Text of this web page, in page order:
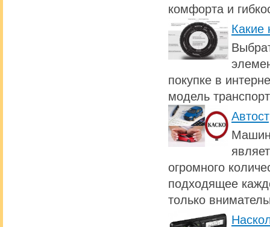
комфорта и
Какие
покупке в
модель
огромного
подходящее
только